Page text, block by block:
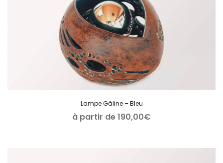
Lampe Gâline – Bleu
à partir de190,00€